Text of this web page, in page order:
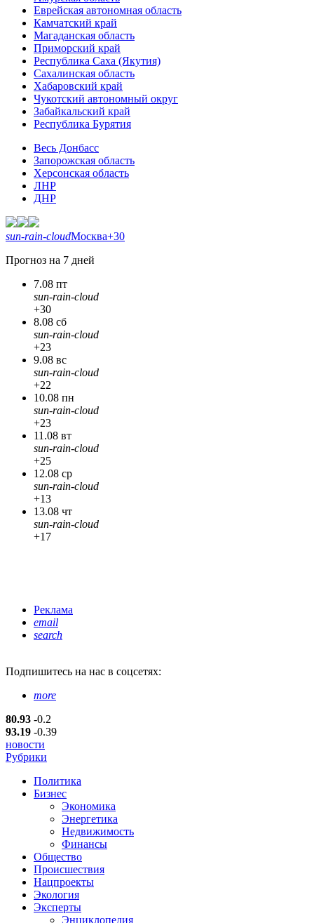
Еврейская автономная область
Камчатский край
Магаданская область
Приморский край
Республика Саха (Якутия)
Сахалинская область
Хабаровский край
Чукотский автономный округ
Забайкальский край
Республика Бурятия
Весь Донбасс
Запорожская область
Херсонская область
ЛНР
ДНР
sun-rain-cloudМосква+30
Прогноз на 7 дней
7.08 пт
sun-rain-cloud
+30
8.08 сб
sun-rain-cloud
+23
9.08 вс
sun-rain-cloud
+22
10.08 пн
sun-rain-cloud
+23
11.08 вт
sun-rain-cloud
+25
12.08 ср
sun-rain-cloud
+13
13.08 чт
sun-rain-cloud
+17
Реклама
email
search
Подпишитесь на нас в соцсетях:
more
80.93 -0.2
93.19 -0.39
новости
Рубрики
Политика
Бизнес
Экономика
Энергетика
Недвижимость
Финансы
Общество
Происшествия
Нацпроекты
Экология
Эксперты
Энциклопедия